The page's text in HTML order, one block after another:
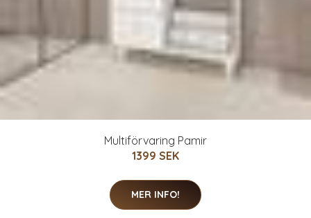
Multiförvaring Pamir
1399 SEK
MER INFO!